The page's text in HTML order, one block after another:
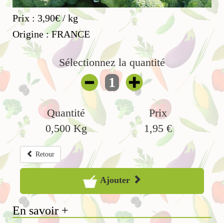
Prix : 3,90€ / kg
Origine : FRANCE
Sélectionnez la quantité
1
Quantité
0,500Kg
Prix
1,95 €
Retour
Ajouter
En savoir +